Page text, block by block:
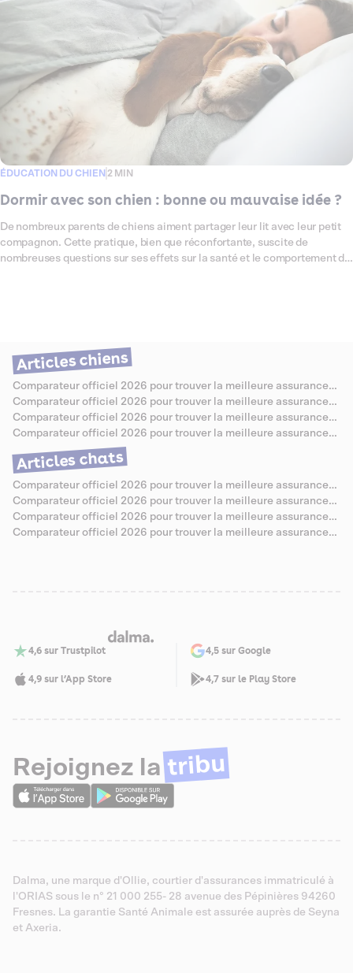
ÉDUCATION DU CHIEN 2 MIN
Dormir avec son chien : bonne ou mauvaise idée ?
De nombreux parents de chiens aiment partager leur lit avec leur petit
compagnon. Cette pratique, bien que réconfortante, suscite de
nombreuses questions sur ses effets sur la santé et le comportement du
de chacun.
Articles chiens
Comparateur officiel 2026 pour trouver la meilleure assurance
santé pour Berger Allemand
Comparateur officiel 2026 pour trouver la meilleure assurance
santé pour Caniche
Comparateur officiel 2026 pour trouver la meilleure assurance
santé pour Bouledogue Anglais
Comparateur officiel 2026 pour trouver la meilleure assurance
santé pour Jack Russell
Articles chats
Comparateur officiel 2026 pour trouver la meilleure assurance
santé pour Chartreux
Comparateur officiel 2026 pour trouver la meilleure assurance
santé pour Sibérien
Comparateur officiel 2026 pour trouver la meilleure assurance
santé pour Abyssin
Comparateur officiel 2026 pour trouver la meilleure assurance
4,6 sur Trustpilot 4,5 sur Google
4,9 sur l’App Store 4,7 sur le Play Store
Rejoignez la tribu
Dalma, une marque d'Ollie, courtier d'assurances immatriculé à
l'ORIAS sous le n° 21 000 255- 28 avenue des Pépinières 94260
Fresnes. La garantie Santé Animale est assurée auprès de Seyna
et Axeria.